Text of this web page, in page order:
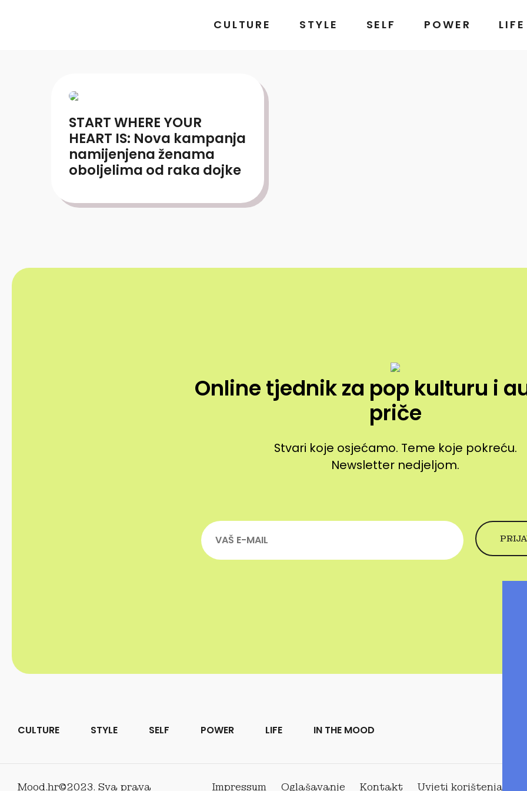
CULTURE STYLE SELF POWER LIFE
START WHERE YOUR
HEART IS: Nova kampanja
namijenjena ženama
oboljelima od raka dojke
Online tjednik za pop kulturu i
priče
Stvari koje osjećamo. Teme koje pokreću.
Newsletter nedjeljom.
CULTURE STYLE SELF POWER LIFE IN THE MOOD
Mood.hr©2023. Sva prava Impressum Oglašavanje Kontakt Uvjeti korištenja